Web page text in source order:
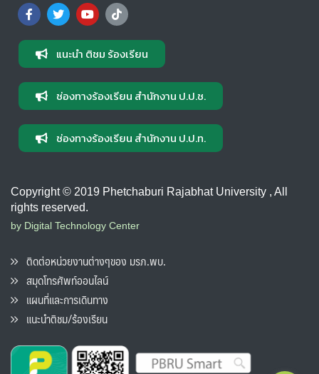
แนะนำ ติชม ร้องเรียน
ช่องทางร้องเรียน สำนักงาน ป.ป.ช.
ช่องทางร้องเรียน สำนักงาน ป.ป.ท.
Copyright © 2019 Phetchaburi Rajabhat University , All
rights reserved.
by Digital Technology Center
ติดต่อหน่วยงานต่างๆของ มรภ.พบ.
สมุดโทรศัพท์ออนไลน์
แผนที่และการเดินทาง
แนะนำติชม/ร้องเรียน